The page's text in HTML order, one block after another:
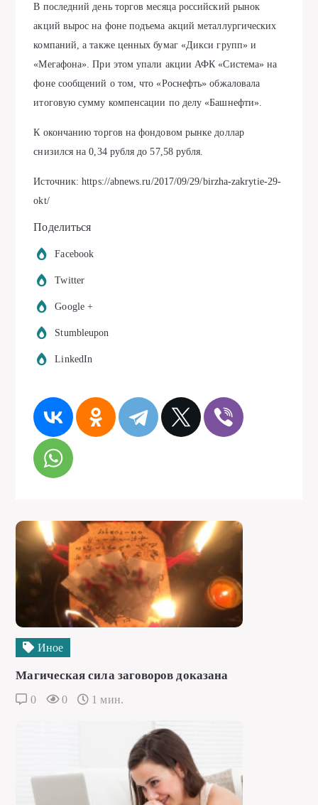
В последний день торгов месяца российский рынок
акций вырос на фоне подъема акций металлургических
компаний, а также ценных бумаг «Дикси групп» и
«Мегафона». При этом упали акции АФК «Система» на
фоне сообщений о том, что «Роснефть» обжаловала
итоговую сумму компенсации по делу «Башнефти».
К окончанию торгов на фондовом рынке доллар
снизился на 0,34 рубля до 57,58 рубля.
Источник: https://abnews.ru/2017/09/29/birzha-zakrytie-29-
okt/
Поделиться
Facebook
Twitter
Google +
Stumbleupon
LinkedIn
Иное
Магическая сила заговоров доказана
0 0 1 мин.